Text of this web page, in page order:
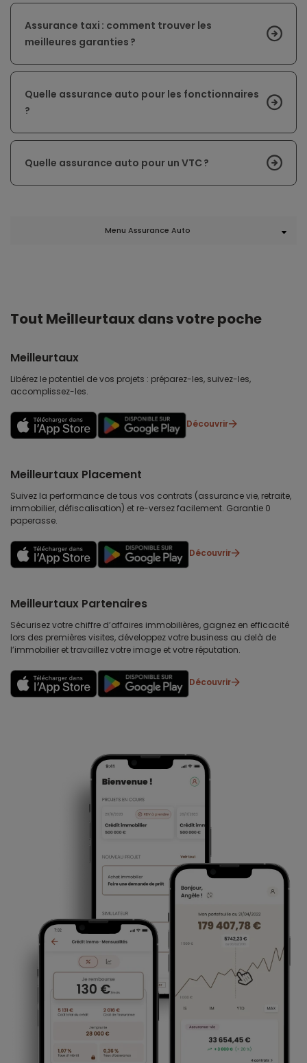
Assurance taxi : comment trouver les
meilleures garanties ?
Quelle assurance auto pour les fonctionnaires
?
Quelle assurance auto pour un VTC ?
Menu Assurance Auto
Tout Meilleurtaux dans votre poche
Meilleurtaux
Libérez le potentiel de vos projets : préparez-les, suivez-les,
accomplissez-les.
Découvrir
Meilleurtaux Placement
Suivez la performance de tous vos contrats (assurance vie, retraite,
immobilier, défiscalisation) et re-versez facilement. Garantie 0
paperasse.
Découvrir
Meilleurtaux Partenaires
Sécurisez votre chiffre d’affaires immobilières, gagnez en efficacité
lors des premières visites, développez votre business au delà de
l’immobilier et travaillez votre image et votre réputation.
Découvrir